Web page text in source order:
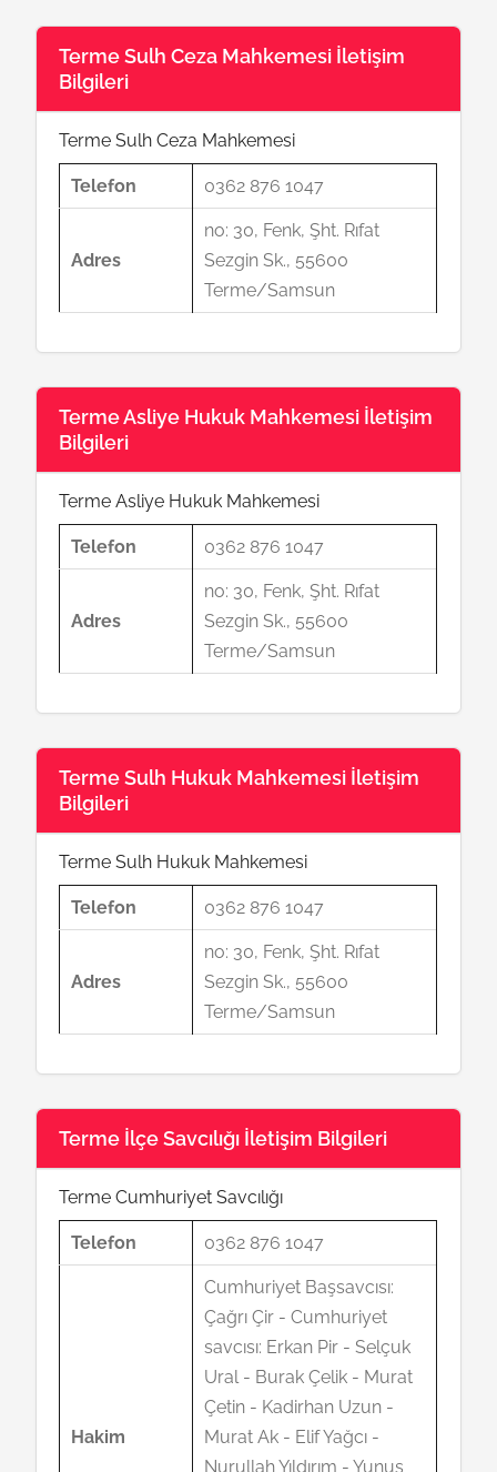
Terme Sulh Ceza Mahkemesi İletişim
Bilgileri
Terme Sulh Ceza Mahkemesi
Telefon 0362 876 1047
Adres
no: 30, Fenk, Şht. Rıfat
Sezgin Sk., 55600
Terme/Samsun
Terme Asliye Hukuk Mahkemesi İletişim
Bilgileri
Terme Asliye Hukuk Mahkemesi
Telefon 0362 876 1047
Adres
no: 30, Fenk, Şht. Rıfat
Sezgin Sk., 55600
Terme/Samsun
Terme Sulh Hukuk Mahkemesi İletişim
Bilgileri
Terme Sulh Hukuk Mahkemesi
Telefon 0362 876 1047
Adres
no: 30, Fenk, Şht. Rıfat
Sezgin Sk., 55600
Terme/Samsun
Terme İlçe Savcılığı İletişim Bilgileri
Terme Cumhuriyet Savcılığı
Telefon 0362 876 1047
Hakim
Cumhuriyet Başsavcısı:
Çağrı Çir - Cumhuriyet
savcısı: Erkan Pir - Selçuk
Ural - Burak Çelik - Murat
Çetin - Kadirhan Uzun -
Murat Ak - Elif Yağcı -
Nurullah Yıldırım - Yunus